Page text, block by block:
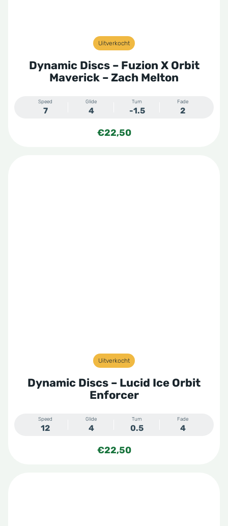
Uitverkocht
Dynamic Discs – Fuzion X Orbit
Maverick – Zach Melton
Speed
7
Glide
4
Turn
-1.5
Fade
2
€22,50
Uitverkocht
Dynamic Discs – Lucid Ice Orbit
Enforcer
Speed
12
Glide
4
Turn
0.5
Fade
4
€22,50